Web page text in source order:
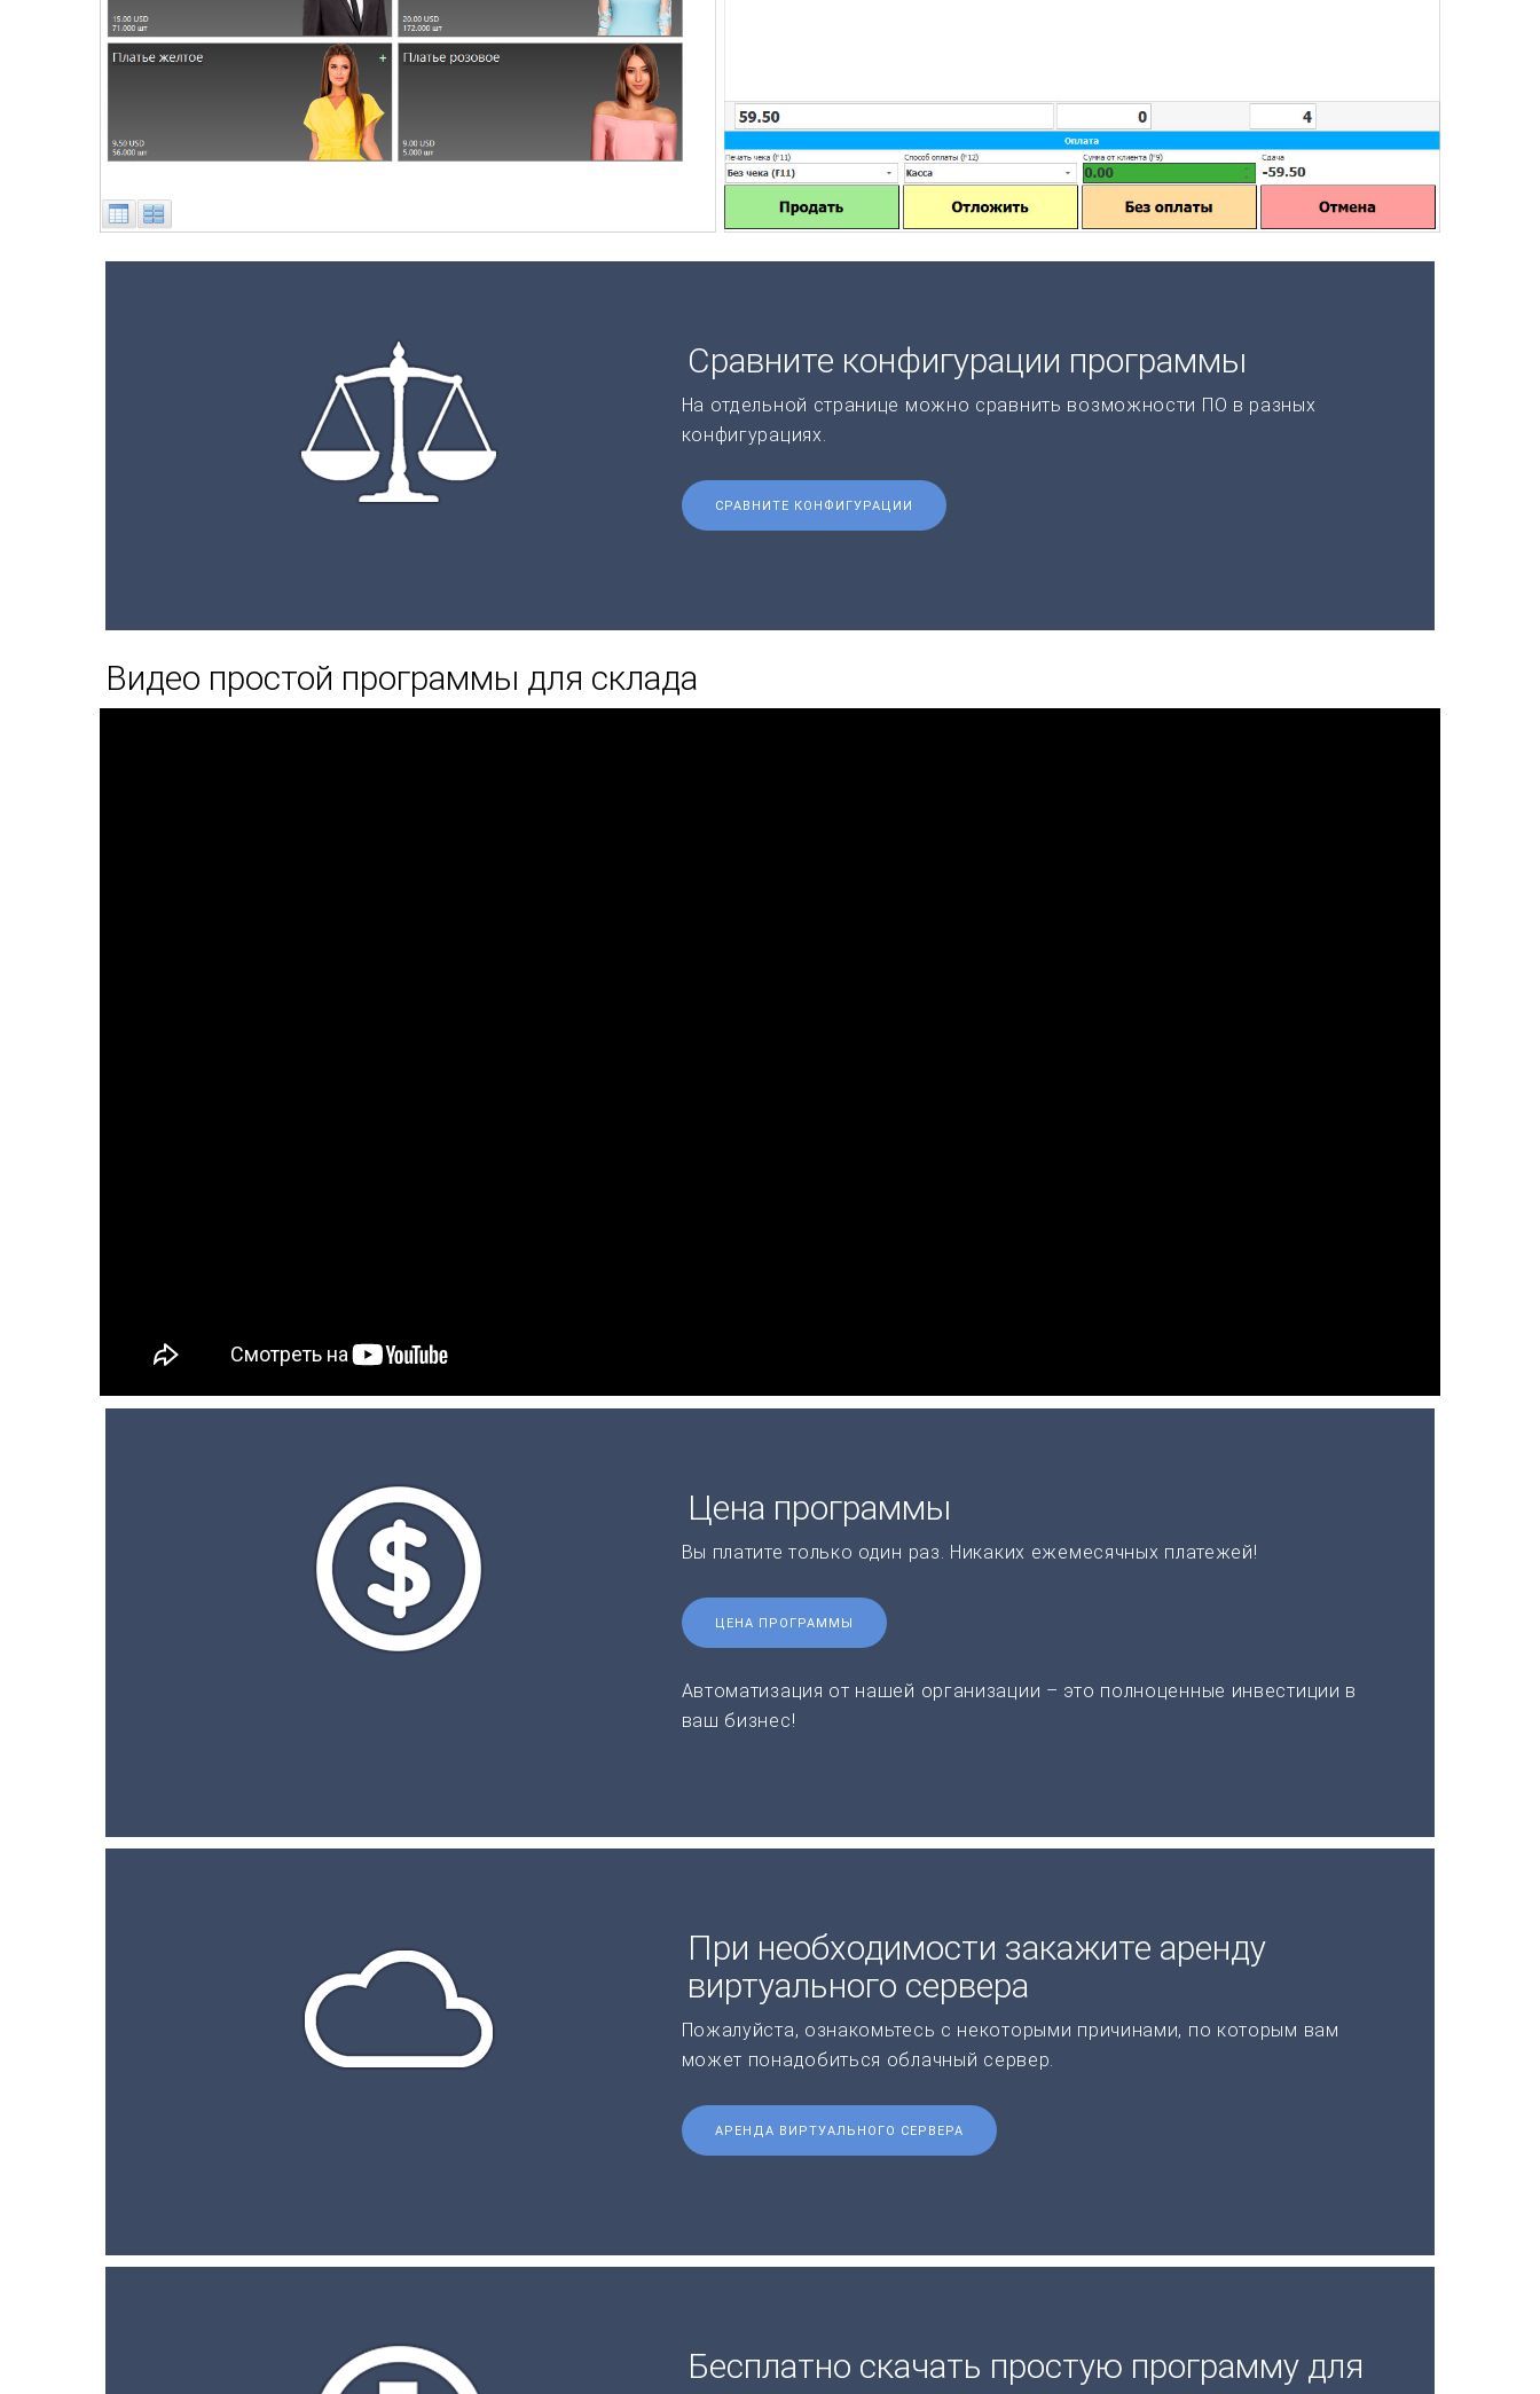
Сравните конфигурации программы
На отдельной странице можно сравнить возможности ПО в разных
конфигурациях.
СРАВНИТЕ КОНФИГУРАЦИИ
Видео простой программы для склада
Цена программы
Вы платите только один раз. Никаких ежемесячных платежей!
ЦЕНА ПРОГРАММЫ
Автоматизация от нашей организации – это полноценные инвестиции в
ваш бизнес!
При необходимости закажите аренду
виртуального сервера
Пожалуйста, ознакомьтесь с некоторыми причинами, по которым вам
может понадобиться облачный сервер.
АРЕНДА ВИРТУАЛЬНОГО СЕРВЕРА
Бесплатно скачать простую программу для